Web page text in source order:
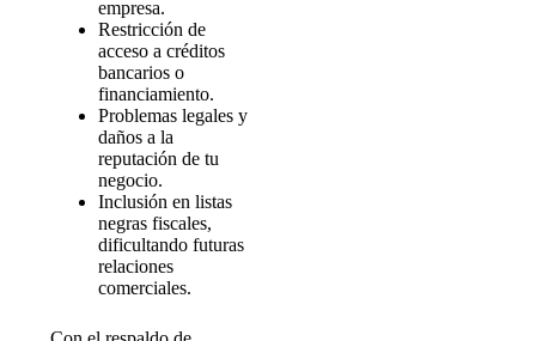
empresa.
Restricción de
acceso a créditos
bancarios o
financiamiento.
Problemas legales y
daños a la
reputación de tu
negocio.
Inclusión en listas
negras fiscales,
dificultando futuras
relaciones
comerciales.